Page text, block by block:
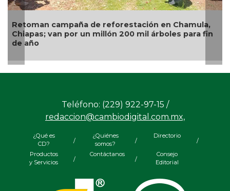
Retoman campaña de reforestación en Chamula,
Chiapas; van por un millón 200 mil árboles para fin
de año
Teléfono: (229) 922-97-15 /
redaccion@cambiodigital.com.mx,
¿Qué es
CD?
/
¿Quiénes
somos?
/
Directorio
/
Productos
y Servicios
/
Contáctanos
/
Consejo
Editorial